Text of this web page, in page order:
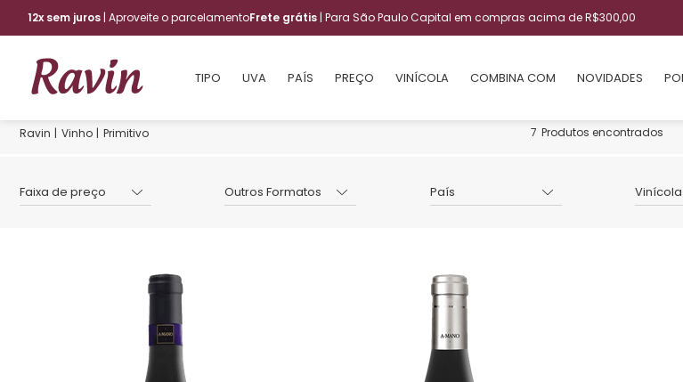
12x sem juros | Aproveite o parcelamentoFrete grátis | Para São Paulo Capital em compras acima de R$300,00
TIPO UVA PAÍS PREÇO VINÍCOLA COMBINA COM NOVIDADES
Vinho Primitivo 7 Produtos encontrados
Faixa de preço Outros Formatos País Vinícola